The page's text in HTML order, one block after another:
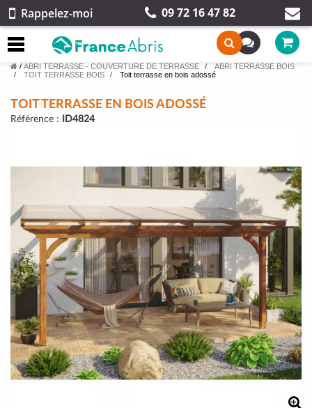
Rappelez-moi 09 72 16 47 82
/ ABRI TERRASSE - COUVERTURE DE TERRASSE
ABRI TERRASSE BOIS
TOIT TERRASSE BOIS
Toit terrasse en bois adossé
TOIT TERRASSE EN BOIS ADOSSÉ
Référence : ID4824